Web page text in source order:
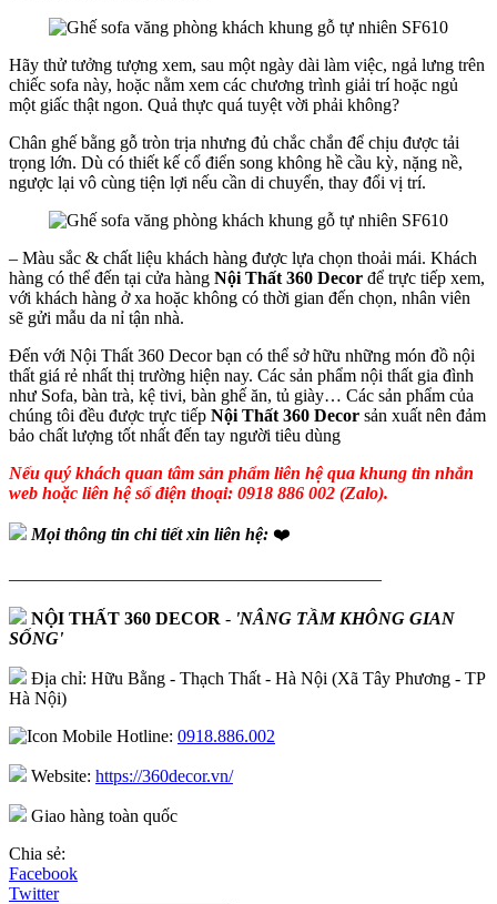
Hãy thử tưởng tượng xem, sau một ngày dài làm việc, ngả lưng trên
chiếc sofa này, hoặc nằm xem các chương trình giải trí hoặc ngủ
một giấc thật ngon. Quả thực quá tuyệt vời phải không?
Chân ghế bằng gỗ tròn trịa nhưng đủ chắc chắn để chịu được tải
trọng lớn. Dù có thiết kế cổ điển song không hề cầu kỳ, nặng nề,
ngược lại vô cùng tiện lợi nếu cần di chuyển, thay đổi vị trí.
– Màu sắc & chất liệu khách hàng được lựa chọn thoải mái. Khách
hàng có thể đến tại cửa hàng Nội Thất 360 Decor để trực tiếp xem,
với khách hàng ở xa hoặc không có thời gian đến chọn, nhân viên
sẽ gửi mẫu da nỉ tận nhà.
Đến với Nội Thất 360 Decor bạn có thể sở hữu những món đồ nội
thất giá rẻ nhất thị trường hiện nay. Các sản phẩm nội thất gia đình
như Sofa, bàn trà, kệ tivi, bàn ghế ăn, tủ giày… Các sản phẩm của
chúng tôi đều được trực tiếp Nội Thất 360 Decor sản xuất nên đảm
bảo chất lượng tốt nhất đến tay người tiêu dùng
Nếu quý khách quan tâm sản phẩm liên hệ qua khung tin nhắn
web hoặc liên hệ số điện thoại: 0918 886 002 (Zalo).
Mọi thông tin chi tiết xin liên hệ: ❤️
—————————————————————
NỘI THẤT 360 DECOR - 'NÂNG TẦM KHÔNG GIAN
SỐNG'
Địa chỉ: Hữu Bằng - Thạch Thất - Hà Nội (Xã Tây Phương - TP
Hà Nội)
Hotline: 0918.886.002
Website: https://360decor.vn/
Giao hàng toàn quốc
Chia sẻ:
Facebook
Twitter